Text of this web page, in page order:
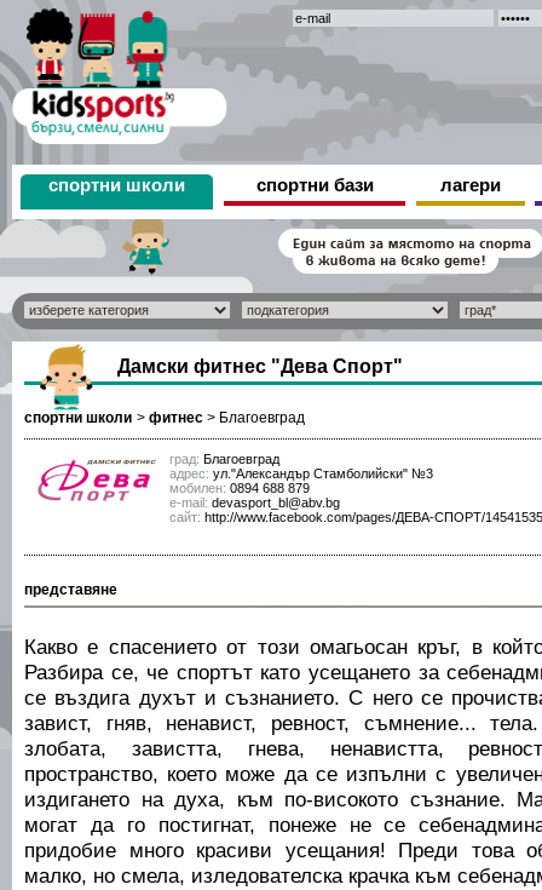
спортни школи спортни бази лагери
Дамски фитнес "Дева Спорт"
спортни школи > фитнес > Благоевград
град: Благоевград
адрес: ул."Александър Стамболийски" №3
мобилен: 0894 688 879
е-mail: devasport_bl@abv.bg
сайт: http://www.facebook.com/pages/ДЕВА-СПОРТ/
представяне
Какво е спасението от този омагьосан кръг, в
Разбира се, че спортът като усещането за
се въздига духът и съзнанието. С него се
завист, гняв, ненавист, ревност, съмнение...
злобата, завистта, гнева, ненавистта,
пространство, което може да се изпълни с
издигането на духа, към по-високото съзнание.
могат да го постигнат, понеже не се
придобие много красиви усещания! Преди това
малко, но смела, изледователска крачка към